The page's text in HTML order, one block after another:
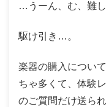
…うーん、む、難し
駆け引き…。
楽器の購入につい
ちゃ多くて、体験
のご質問だけ送ら